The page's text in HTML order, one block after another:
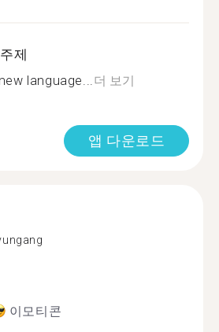
제
language...더 보기
앱 다운로드
이모티콘